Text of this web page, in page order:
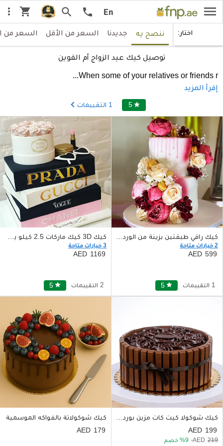
menu
En
call
search
shopping_cart
more_vert
توصيل كيك عيد الزواج أم القوين
When some of your relatives or friends r
...
إقرأ المزيد
5 star
1 التقييمات
كيك راقي طبقتين بزينة من الورد يكفي حتى 30 حصة
2 خيارات متاحة
599
5 star 1 التقييمات
كيك 3D كيك ماركات 2.5 كيلو يكفي حتى 20 حصة
3 خيارات متاحة
1169
5 star 2 التقييمات
كيك شوكولا كيت كات مزين بورد من الشوكولا
199
219
9 خصم
كيك شوكولاتة بالفواكه الموسمية
179
اختار: ننصح يه جديدنا السعر من الأقل السعر من